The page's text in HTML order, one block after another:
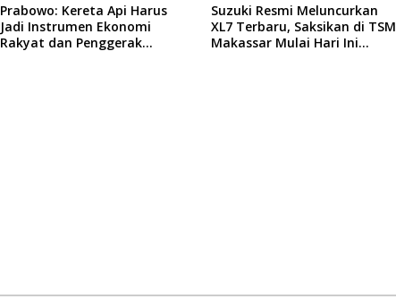
Prabowo: Kereta Api Harus
Jadi Instrumen Ekonomi
Rakyat dan Penggerak
Suzuki Resmi Meluncurkan
XL7 Terbaru, Saksikan di TSM
Makassar Mulai Hari Ini